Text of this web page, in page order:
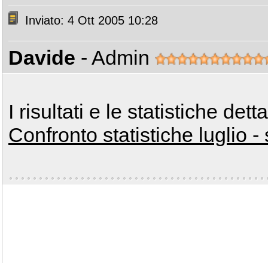
Inviato: 4 Ott 2005 10:28
Davide - Admin
I risultati e le statistiche
Confronto statistiche luglio -